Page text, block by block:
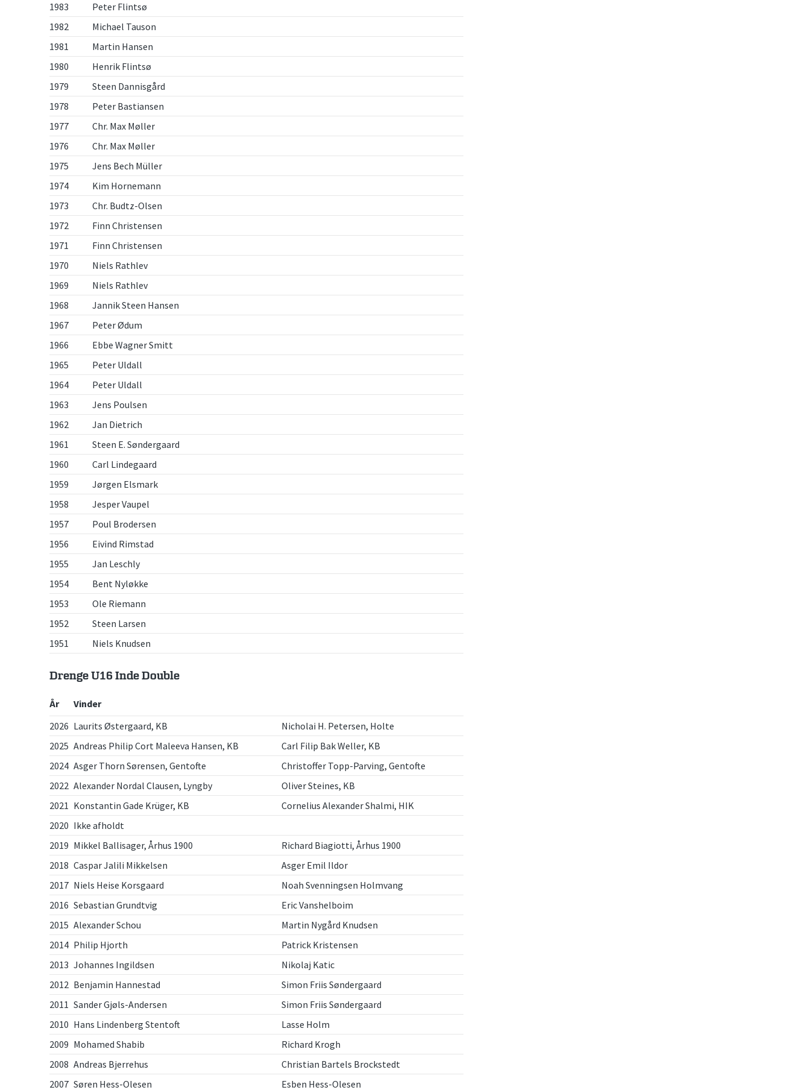
1983
Peter Flintsø
1982
Michael Tauson
1981
Martin Hansen
1980
Henrik Flintsø
1979
Steen Dannisgård
1978
Peter Bastiansen
1977
Chr. Max Møller
1976
Chr. Max Møller
1975
Jens Bech Müller
1974
Kim Hornemann
1973
Chr. Budtz-Olsen
1972
Finn Christensen
1971
Finn Christensen
1970
Niels Rathlev
1969
Niels Rathlev
1968
Jannik Steen Hansen
1967
Peter Ødum
1966
Ebbe Wagner Smitt
1965
Peter Uldall
1964
Peter Uldall
1963
Jens Poulsen
1962
Jan Dietrich
1961
Steen E. Søndergaard
1960
Carl Lindegaard
1959
Jørgen Elsmark
1958
Jesper Vaupel
1957
Poul Brodersen
1956
Eivind Rimstad
1955
Jan Leschly
1954
Bent Nyløkke
1953
Ole Riemann
1952
Steen Larsen
1951
Niels Knudsen
Drenge U16 Inde Double
År
Vinder
2026 Laurits Østergaard, KB
Nicholai H. Petersen, Holte
2025 Andreas Philip Cort Maleeva Hansen, KB
Carl Filip Bak Weller, KB
2024 Asger Thorn Sørensen, Gentofte
Christoffer Topp-Parving, Gentofte
2022 Alexander Nordal Clausen, Lyngby
Oliver Steines, KB
2021 Konstantin Gade Krüger, KB
Cornelius Alexander Shalmi, HIK
2020 Ikke afholdt
2019 Mikkel Ballisager, Århus 1900
Richard Biagiotti, Århus 1900
2018 Caspar Jalili Mikkelsen
Asger Emil Ildor
2017 Niels Heise Korsgaard
Noah Svenningsen Holmvang
2016 Sebastian Grundtvig
Eric Vanshelboim
2015 Alexander Schou
Martin Nygård Knudsen
2014 Philip Hjorth
Patrick Kristensen
2013 Johannes Ingildsen
Nikolaj Katic
2012 Benjamin Hannestad
Simon Friis Søndergaard
2011 Sander Gjøls-Andersen
Simon Friis Søndergaard
2010 Hans Lindenberg Stentoft
Lasse Holm
2009 Mohamed Shabib
Richard Krogh
2008 Andreas Bjerrehus
Christian Bartels Brockstedt
2007 Søren Hess-Olesen Esben Hess-Olesen